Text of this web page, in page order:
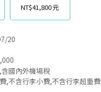
NT$41,800
20
國內外機場稅
,不含行李小費,不含行李超重費